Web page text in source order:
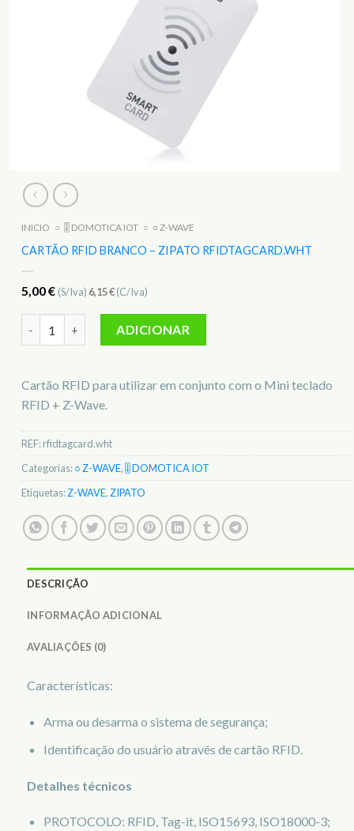
INICIO ○ 🎚️ DOMOTICA IOT ○ ○ Z-WAVE
CARTÃO RFID BRANCO – ZIPATO RFIDTAGCARD.WHT
5,00€ (S/Iva) 6,15€(C/Iva)
ADICIONAR
Cartão RFID para utilizar em conjunto com o Mini teclado
RFID + Z-Wave.
REF:rfidtagcard.wht
Categorias:○ Z-WAVE, 🎚️ DOMOTICA IOT
Etiquetas:Z-WAVE, ZIPATO
DESCRIÇÃO
INFORMAÇÃO ADICIONAL
AVALIAÇÕES (0)
Características:
Arma ou desarma o sistema de segurança;
Identificação do usuário através de cartão RFID.
Detalhes técnicos
PROTOCOLO: RFID, Tag-it, ISO15693, ISO18000-3;